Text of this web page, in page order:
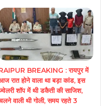
BREAKING : रायपुर में
रात होने वाला था बड़ा कांड, इस
शॉप में थी डकैती की साजिश,
वाली थी गोली, समय रहते 3